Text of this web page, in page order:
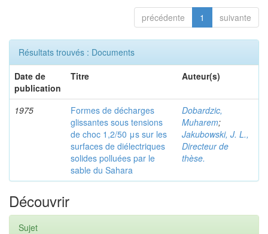
précédente 1 suivante
Résultats trouvés : Documents
Date de
publication
Titre Auteur(s)
1975
Formes de décharges
glissantes sous tensions
de choc 1,2/50 μs sur les
surfaces de diélectriques
solides polluées par le
sable du Sahara
Dobardzic,
Muharem;
Jakubowski, J. L.,
Directeur de
thèse.
Découvrir
Sujet